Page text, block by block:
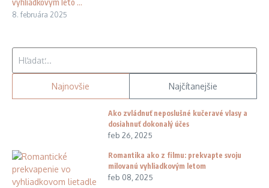
8. februára 2025
Najnovšie Najčítanejšie
Ako zvládnuť neposlušné kučeravé vlasy a
dosiahnuť dokonalý účes
feb 26, 2025
Romantika ako z filmu: prekvapte svoju
milovanú vyhliadkovým letom
feb 08, 2025